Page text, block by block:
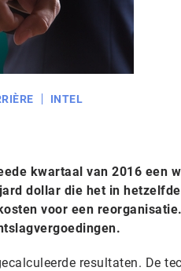
INTEL
kwartaal van 2016 een
dollar die het in
voor een
resultaten. De